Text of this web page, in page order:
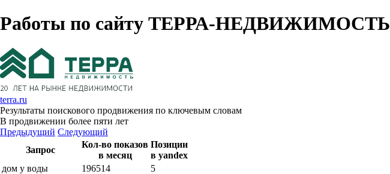
Работы по сайту ТЕРРА-НЕДВИЖИМОСТЬ
terra.ru
Результаты поискового продвижения по ключевым словам
В продвижении более пяти лет
Предыдущий Следующий
Запрос
Кол-во показов
в месяц
Позиции
в yandex
дом у воды
196514
5